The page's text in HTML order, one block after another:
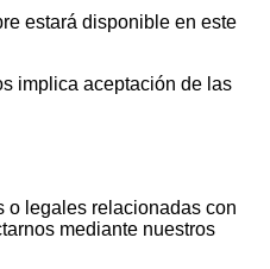
estará disponible en este
implica aceptación de las
o legales relacionadas con
mediante nuestros